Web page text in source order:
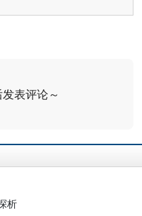
发表评论～
析